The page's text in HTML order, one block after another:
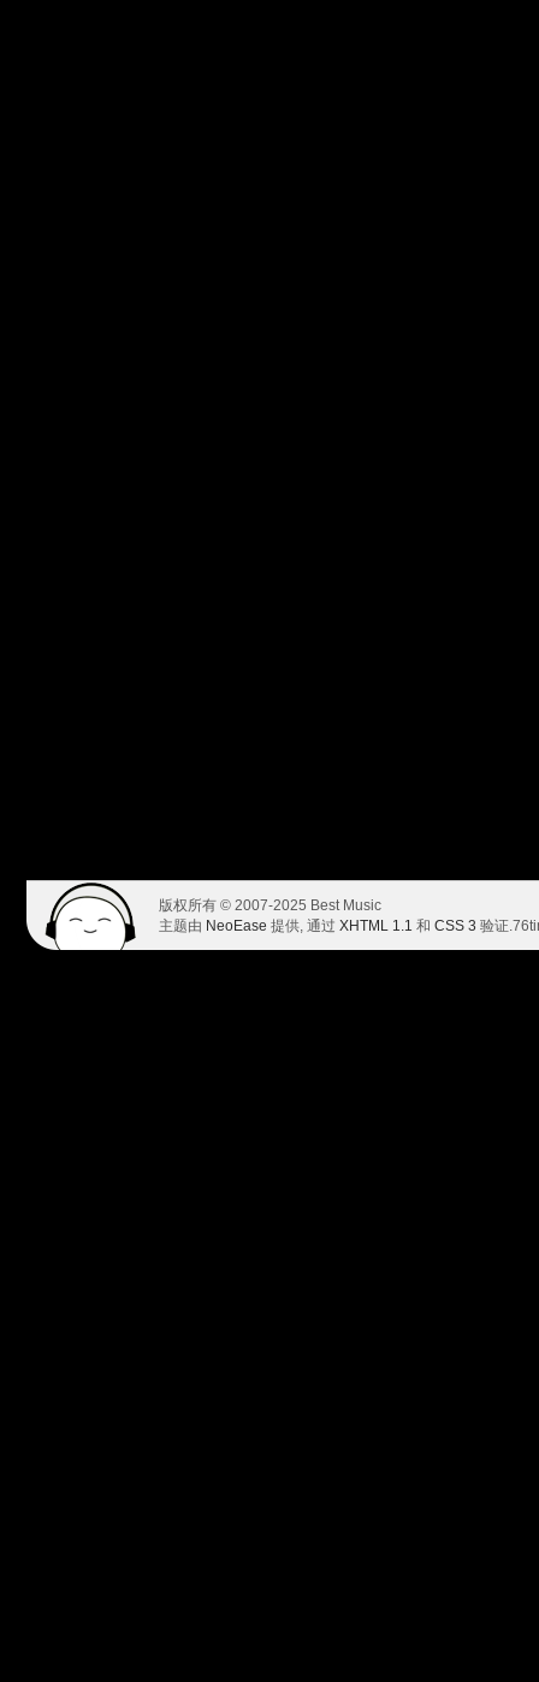
版权所有 © 2007-2025 Best Music
主题由 NeoEase 提供, 通过 XHTML 1.1 和 CSS 3 验证.